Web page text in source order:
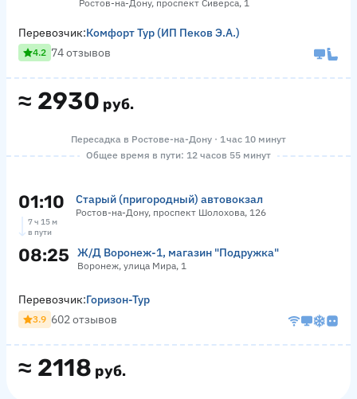
Ростов-на-Дону, проспект Сиверса, 1
≈ 2930 руб.
Перевозчик:Комфорт Тур (ИП Пеков Э.А.)
4.2 74 отзывов
Пересадка в Ростове-на-Дону · 1 час 10 минут
Общее время в пути: 12 часов 55 минут
01:10 Старый (пригородный) автовокзал
Ростов-на-Дону, проспект Шолохова, 126
7 ч 15 м
в пути
08:25 Ж/Д Воронеж-1, магазин "Подружка"
Воронеж, улица Мира, 1
≈ 2118 руб.
Перевозчик:Горизон-Тур
3.9 602 отзывов